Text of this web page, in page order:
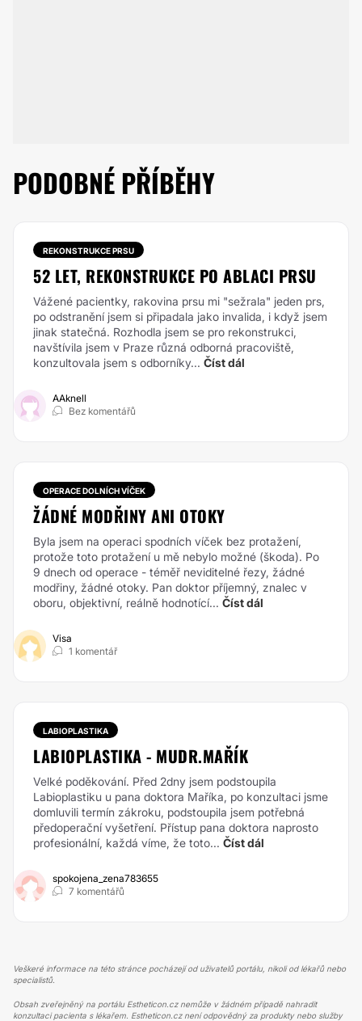
PODOBNÉ PŘÍBĚHY
REKONSTRUKCE PRSU
52 LET, REKONSTRUKCE PO ABLACI PRSU
Vážené pacientky, rakovina prsu mi "sežrala" jeden prs,
po odstranění jsem si připadala jako invalida, i když jsem
jinak statečná. Rozhodla jsem se pro rekonstrukci,
navštívila jsem v Praze různá odborná pracoviště,
konzultovala jsem s odborníky... Číst dál
AAknell
Bez komentářů
OPERACE DOLNÍCH VÍČEK
ŽÁDNÉ MODŘINY ANI OTOKY
Byla jsem na operaci spodních víček bez protažení,
protože toto protažení u mě nebylo možné (škoda). Po
9 dnech od operace - téměř neviditelné řezy, žádné
modřiny, žádné otoky. Pan doktor příjemný, znalec v
oboru, objektivní, reálně hodnotící... Číst dál
Visa
1 komentář
LABIOPLASTIKA
LABIOPLASTIKA - MUDR.MAŘÍK
Velké poděkování. Před 2dny jsem podstoupila
Labioplastiku u pana doktora Maříka, po konzultaci jsme
domluvili termín zákroku, podstoupila jsem potřebná
předoperační vyšetření. Přístup pana doktora naprosto
profesionální, každá víme, že toto... Číst dál
spokojena_zena783655
7 komentářů
Veškeré informace na této stránce pocházejí od uživatelů portálu, nikoli od lékařů nebo
specialistů.
Obsah zveřejněný na portálu Estheticon.cz nemůže v žádném případě nahradit
konzultaci pacienta s lékařem. Estheticon.cz není odpovědný za produkty nebo služby